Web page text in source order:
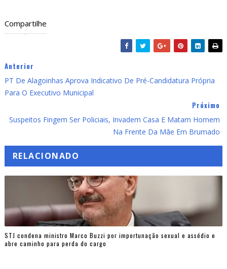
Compartilhe
Anterior
PT De Alagoinhas Aprova Indicativo De Pré-Candidatura Própria
Para O Executivo Municipal
Próximo
Suspeitos Fingem Ser Policiais, Invadem Casa E Matam Homem
Na Frente Da Mãe Em Brumado
RELACIONADO
STJ condena ministro Marco Buzzi por importunação sexual e assédio e
abre caminho para perda do cargo